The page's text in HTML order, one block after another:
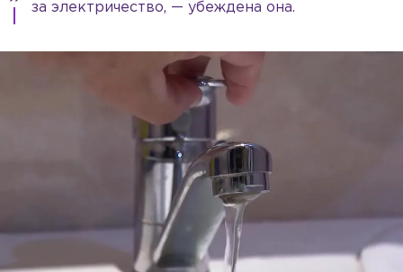
за электричество, — убеждена она.